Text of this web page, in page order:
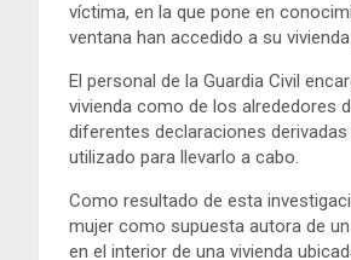
víctima, en la que pone en
ventana han accedido a su
El personal de la Guardia Civil
vivienda como de los alrededores
diferentes declaraciones
utilizado para llevarlo a cabo.
Como resultado de esta
mujer como supuesta autora de
en el interior de una vivienda